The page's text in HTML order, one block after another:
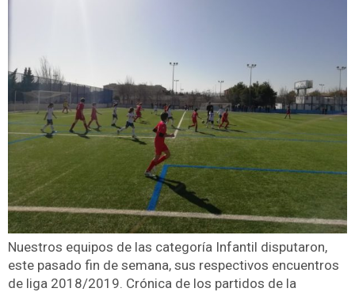
Nuestros equipos de las categoría Infantil disputaron,
este pasado fin de semana, sus respectivos encuentros
de liga 2018/2019. Crónica de los partidos de la